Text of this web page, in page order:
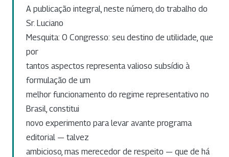
A publicação integral, neste número, do trabalho do
Sr. Luciano
Mesquita: O Congresso: seu destino de utilidade, que
por
tantos aspectos representa valioso subsídio à
formulação de um
melhor funcionamento do regime representativo no
Brasil, constitui
novo experimento para levar avante programa
editorial — talvez
ambicioso, mas merecedor de respeito — que de há